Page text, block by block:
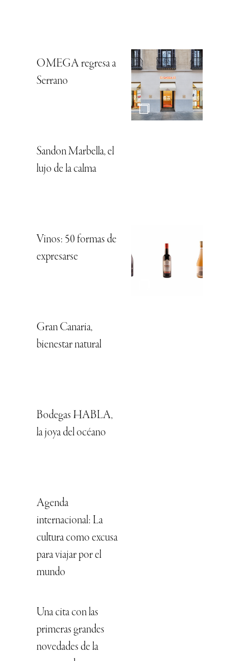
OMEGA regresa a
Serrano
Sandon Marbella, el
lujo de la calma
Vinos: 50 formas de
expresarse
Gran Canaria,
bienestar natural
Bodegas HABLA,
la joya del océano
Agenda
internacional: La
cultura como excusa
para viajar por el
mundo
Una cita con las
primeras grandes
novedades de la